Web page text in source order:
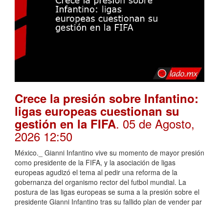
Crece la presión sobre Infantino:
ligas europeas cuestionan su
gestión en la FIFA. 05 de Agosto,
2026 12:50
México._ Gianni Infantino vive su momento de mayor presión
como presidente de la FIFA, y la asociación de ligas
europeas agudizó el tema al pedir una reforma de la
gobernanza del organismo rector del futbol mundial. La
postura de las ligas europeas se suma a la presión sobre el
presidente Gianni Infantino tras su fallido plan de vender par